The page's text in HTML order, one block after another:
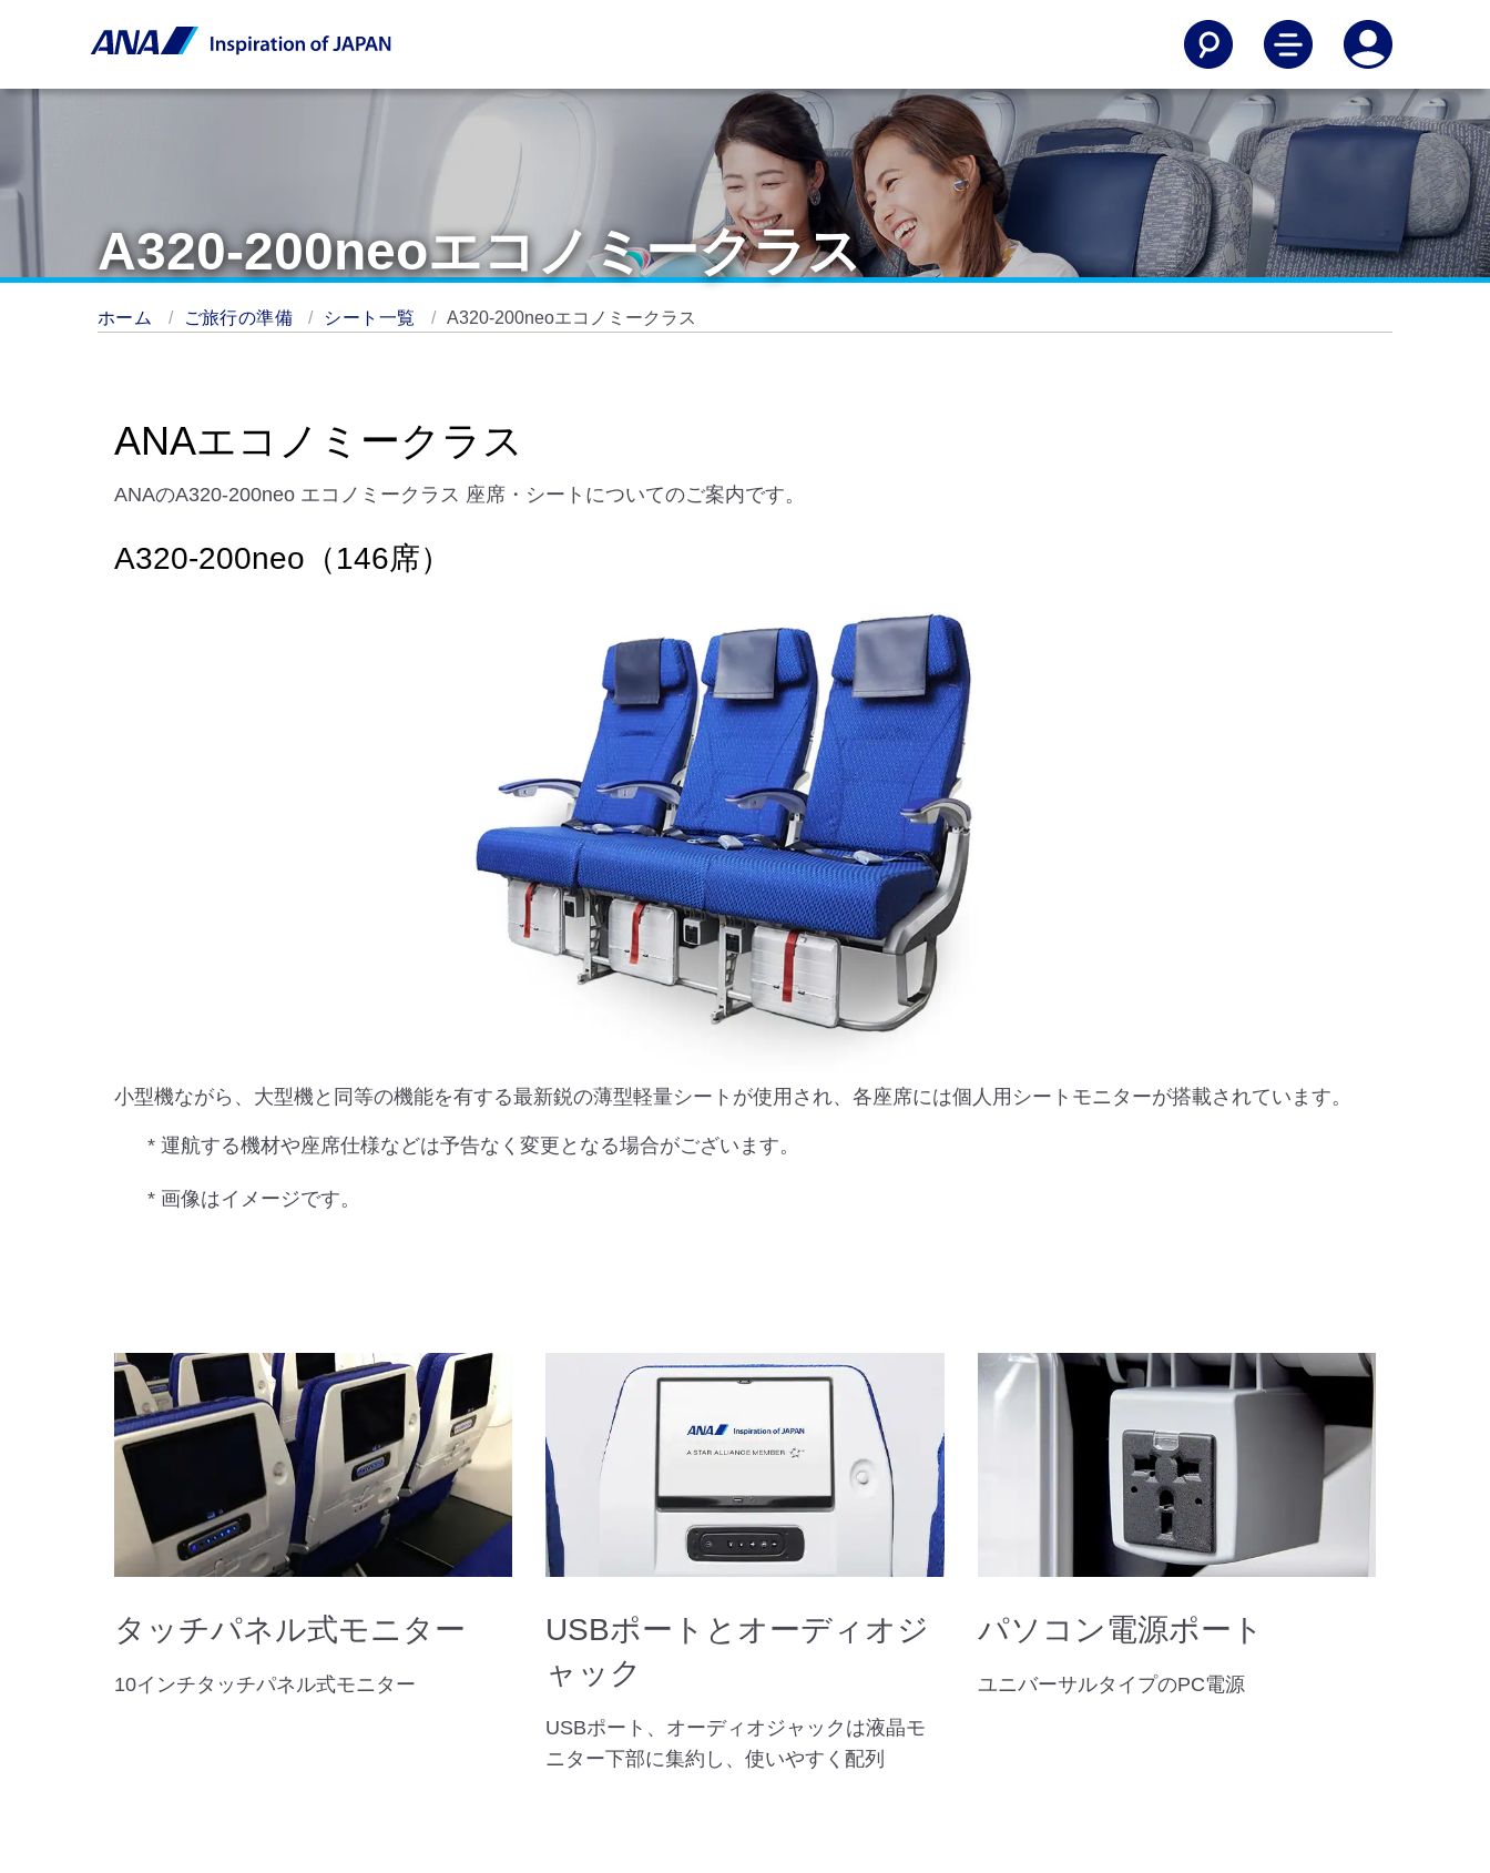
A320-200neoエコノミークラス
ホーム ご旅行の準備 シート一覧 A320-200neoエコノミークラス
ANAエコノミークラス
ANAのA320-200neo エコノミークラス 座席・シートについてのご案内です。
A320-200neo（146席）
小型機ながら、大型機と同等の機能を有する最新鋭の薄型軽量シートが使用され、各座席には個人用シートモニターが搭載されています。
* 運航する機材や座席仕様などは予告なく変更となる場合がございます。
* 画像はイメージです。
タッチパネル式モニター
10インチタッチパネル式モニター
USBポートとオーディオジ
ャック
USBポート、オーディオジャックは液晶モ
ニター下部に集約し、使いやすく配列
パソコン電源ポート
ユニバーサルタイプのPC電源